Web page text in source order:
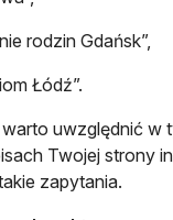
rodzin Gdańsk”,
Łódź”.
uwzględnić w
Twojej strony
zapytania.